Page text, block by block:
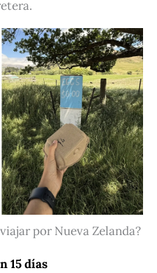
por Nueva Zelanda?
15 días